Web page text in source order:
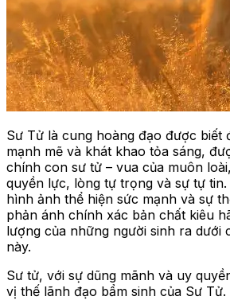
Sư Tử là cung hoàng đạo được biết
mạnh mẽ và khát khao tỏa sáng,
chính con sư tử – vua của muôn
quyền lực, lòng tự trọng và sự tự
hình ảnh thể hiện sức mạnh và sự
phản ánh chính xác bản chất kiêu
lượng của những người sinh ra dưới
này.
Sư tử, với sự dũng mãnh và uy
vị thế lãnh đạo bẩm sinh của Sư